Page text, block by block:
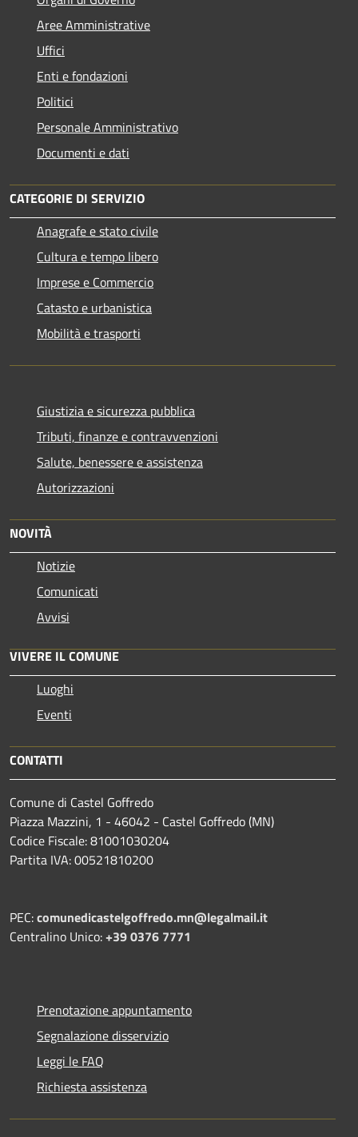
Aree Amministrative
Uffici
Enti e fondazioni
Politici
Personale Amministrativo
Documenti e dati
CATEGORIE DI SERVIZIO
Anagrafe e stato civile
Cultura e tempo libero
Imprese e Commercio
Catasto e urbanistica
Mobilità e trasporti
Giustizia e sicurezza pubblica
Tributi, finanze e contravvenzioni
Salute, benessere e assistenza
Autorizzazioni
NOVITÀ
Notizie
Comunicati
Avvisi
VIVERE IL COMUNE
Luoghi
Eventi
CONTATTI
Comune di Castel Goffredo
Piazza Mazzini, 1 - 46042 - Castel Goffredo (MN)
Codice Fiscale: 81001030204
Partita IVA: 00521810200
PEC:comunedicastelgoffredo.mn@legalmail.it
Centralino Unico:+39 0376 7771
Prenotazione appuntamento
Segnalazione disservizio
Leggi le FAQ
Richiesta assistenza